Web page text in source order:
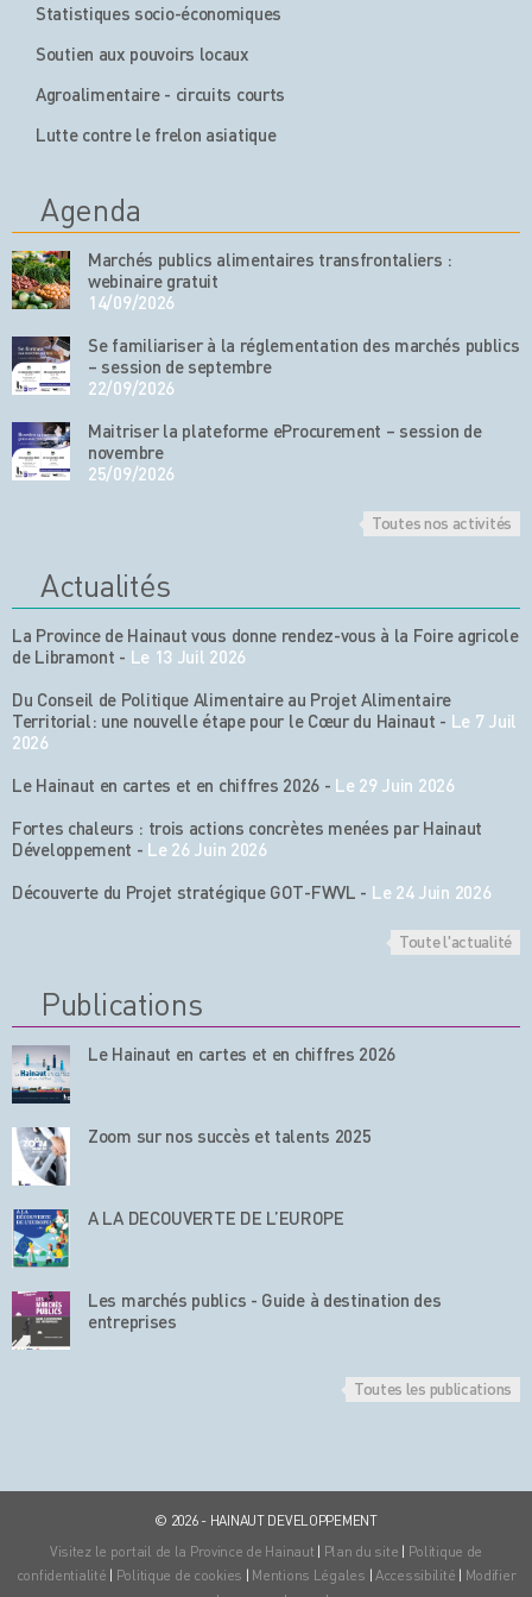
Statistiques socio-économiques
Soutien aux pouvoirs locaux
Agroalimentaire - circuits courts
Lutte contre le frelon asiatique
Agenda
Marchés publics alimentaires transfrontaliers :
webinaire gratuit
14/09/2026
Se familiariser à la réglementation des marchés publics
– session de septembre
22/09/2026
Maitriser la plateforme eProcurement – session de
novembre
25/09/2026
Toutes nos activités
Actualités
La Province de Hainaut vous donne rendez-vous à la Foire agricole
de Libramont - Le 13 Juil 2026
Du Conseil de Politique Alimentaire au Projet Alimentaire
Territorial: une nouvelle étape pour le Cœur du Hainaut - Le 7 Juil
2026
Le Hainaut en cartes et en chiffres 2026 - Le 29 Juin 2026
Fortes chaleurs : trois actions concrètes menées par Hainaut
Développement - Le 26 Juin 2026
Découverte du Projet stratégique GOT-FWVL - Le 24 Juin 2026
Toute l'actualité
Publications
Le Hainaut en cartes et en chiffres 2026
Zoom sur nos succès et talents 2025
A LA DECOUVERTE DE L’EUROPE
Les marchés publics - Guide à destination des
entreprises
Toutes les publications
© 2026 - HAINAUT DEVELOPPEMENT
Visitez le portail de la Province de Hainaut | Plan du site | Politique de
confidentialité | Politique de cookies | Mentions Légales | Accessibilité | Modifier